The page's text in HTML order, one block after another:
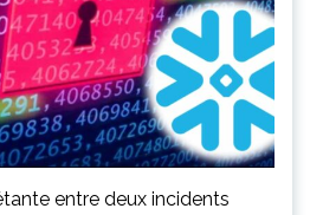
entre deux incidents